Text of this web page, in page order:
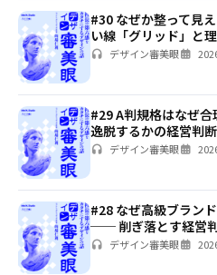
#30 なぜか整って見
い線「グリッド」と
デザイン審美眼
#29 A判規格はなぜ
逸脱するかの経営判断
デザイン審美眼
#28 なぜ高級ブラン
── 削ぎ落とす経営
デザイン審美眼